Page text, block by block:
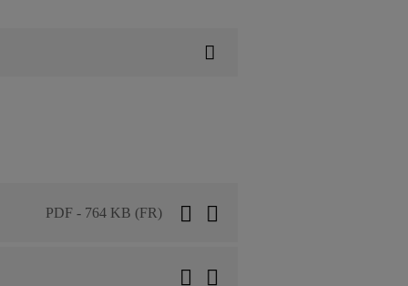
PDF - 764 KB (FR)